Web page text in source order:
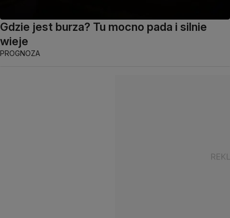
Gdzie jest burza? Tu mocno pada i silnie
wieje
PROGNOZA